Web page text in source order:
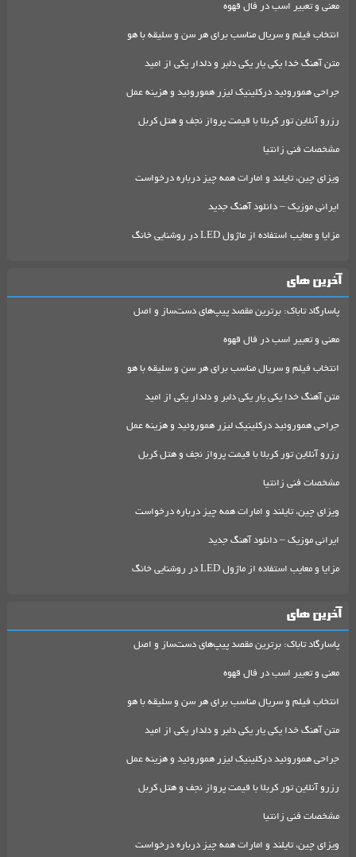
معنی و تعبیر اسب در فال قهوه
انتخاب فیلم و سریال مناسب برای هر سن و سلیقه با هو
متن آهنگ خدا یکی یار یکی دلبر و دلدار یکی از امید
جراحی هموروئید درکلینیک لیزر هموروئید و هزینه عمل
رزرو آنلاین تور کربلا با قیمت پرواز نجف و هتل کربل
مشخصات فنی زانتیا
ویزای چین، تایلند و امارات همه چیز درباره درخواست
ایرانی موزیک – دانلود آهنگ جدید
مزایا و معایب استفاده از ماژول LED در روشنایی خانگ
آخرین های
پاسارگاد تاباک: برترین مقصد پیپ‌های دست‌ساز و اصل
معنی و تعبیر اسب در فال قهوه
انتخاب فیلم و سریال مناسب برای هر سن و سلیقه با هو
متن آهنگ خدا یکی یار یکی دلبر و دلدار یکی از امید
جراحی هموروئید درکلینیک لیزر هموروئید و هزینه عمل
رزرو آنلاین تور کربلا با قیمت پرواز نجف و هتل کربل
مشخصات فنی زانتیا
ویزای چین، تایلند و امارات همه چیز درباره درخواست
ایرانی موزیک – دانلود آهنگ جدید
مزایا و معایب استفاده از ماژول LED در روشنایی خانگ
آخرین های
پاسارگاد تاباک: برترین مقصد پیپ‌های دست‌ساز و اصل
معنی و تعبیر اسب در فال قهوه
انتخاب فیلم و سریال مناسب برای هر سن و سلیقه با هو
متن آهنگ خدا یکی یار یکی دلبر و دلدار یکی از امید
جراحی هموروئید درکلینیک لیزر هموروئید و هزینه عمل
رزرو آنلاین تور کربلا با قیمت پرواز نجف و هتل کربل
مشخصات فنی زانتیا
ویزای چین، تایلند و امارات همه چیز درباره درخواست